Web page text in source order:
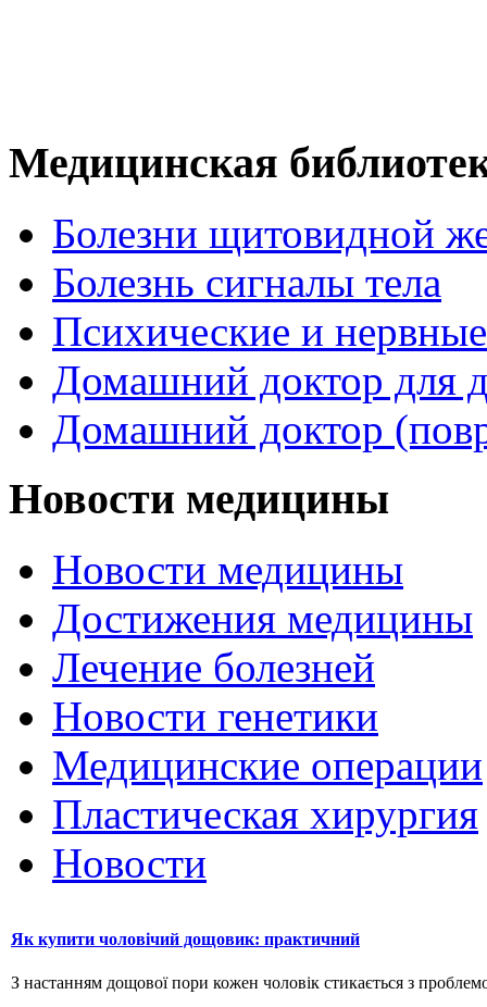
Медицинская
Болезни щитовидной
Болезнь сигналы тела
Психические и
Домашний доктор для
Домашний доктор
Новости медицины
Новости медицины
Достижения медицины
Лечение болезней
Новости генетики
Медицинские операции
Пластическая хирургия
Новости
Як купити чоловічий дощовик: практичний
З настанням дощової пори кожен чоловік стикається з